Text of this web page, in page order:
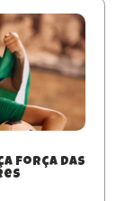
força das